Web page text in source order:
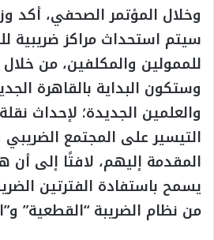
وخلال المؤتمر الصحفي، أكد
سيتم استحداث مراكز ضريبية
للممولين والمكلفين، من
وستكون البداية بالقاهرة
والعلمين الجديدة؛ لإحداث
التيسير على المجتمع
المقدمة إليهم، لافتًا إلى أن
من نظام الضريبة “القطعية”